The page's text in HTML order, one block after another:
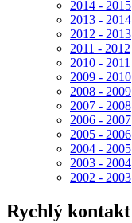
2014 - 2015
2013 - 2014
2012 - 2013
2011 - 2012
2010 - 2011
2009 - 2010
2008 - 2009
2007 - 2008
2006 - 2007
2005 - 2006
2004 - 2005
2003 - 2004
2002 - 2003
Rychlý kontakt